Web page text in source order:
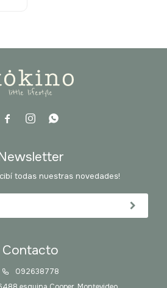
  
Contacto
092638778
todas nuestras novedades!